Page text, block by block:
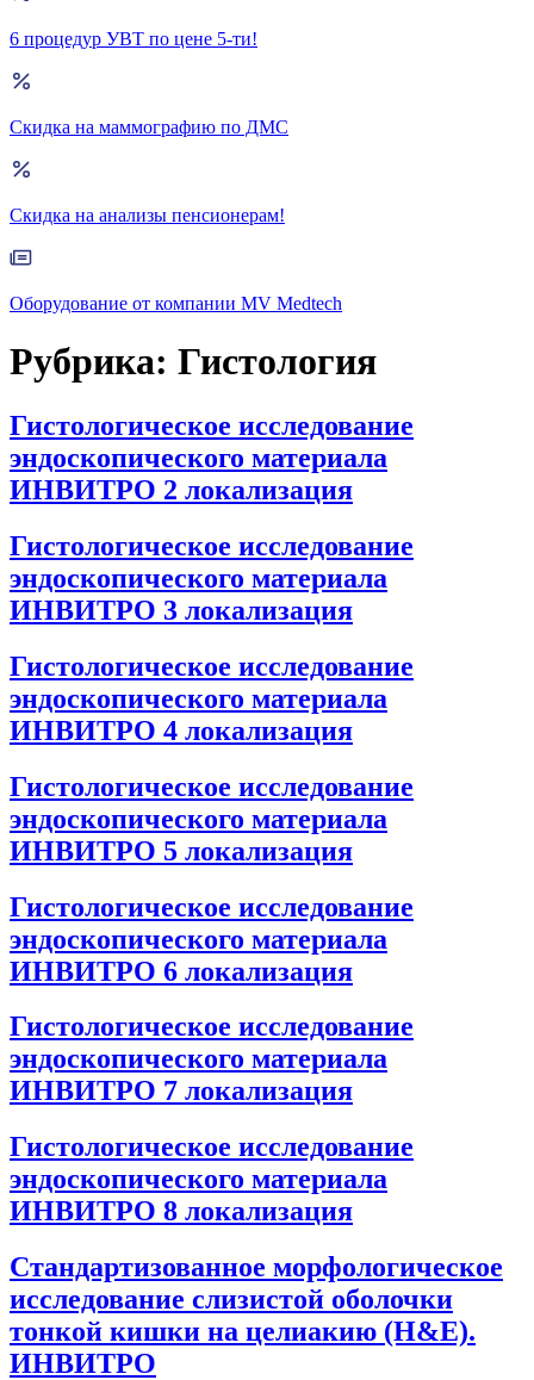
6 процедур УВТ по цене 5-ти!
Скидка на маммографию по ДМС
Скидка на анализы пенсионерам!
Оборудование от компании MV Medtech
Рубрика: Гистология
Гистологическое исследование
эндоскопического материала
ИНВИТРО 2 локализация
Гистологическое исследование
эндоскопического материала
ИНВИТРО 3 локализация
Гистологическое исследование
эндоскопического материала
ИНВИТРО 4 локализация
Гистологическое исследование
эндоскопического материала
ИНВИТРО 5 локализация
Гистологическое исследование
эндоскопического материала
ИНВИТРО 6 локализация
Гистологическое исследование
эндоскопического материала
ИНВИТРО 7 локализация
Гистологическое исследование
эндоскопического материала
ИНВИТРО 8 локализация
Стандартизованное морфологическое
исследование слизистой оболочки
тонкой кишки на целиакию (H&E).
ИНВИТРО